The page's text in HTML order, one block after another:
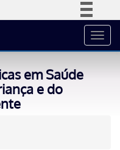
Acesso à informação
em Saúde
e do